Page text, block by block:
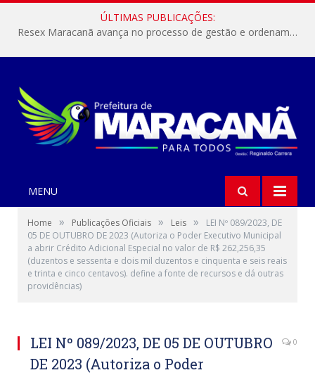
ÚLTIMAS PUBLICAÇÕES:
Resex Maracanã avança no processo de gestão e ordenamento do turismo em nossas áreas protegidas.
MENU
Home » Publicações Oficiais » Leis »
LEI Nº 089/2023, DE
05 DE OUTUBRO DE 2023 (Autoriza o Poder Executivo Municipal
a abrir Crédito Adicional Especial no valor de R$ 262,256,35
(duzentos e sessenta e dois mil duzentos e cinquenta e seis reais
e trinta e cinco centavos). define a fonte de recursos e dá outras
providências)
LEI Nº 089/2023, DE 05 DE OUTUBRO
DE 2023 (Autoriza o Poder
0